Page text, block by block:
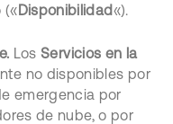
(«Disponibilidad«).
LosServicios en la
no disponibles por
emergencia por
de nube, o por